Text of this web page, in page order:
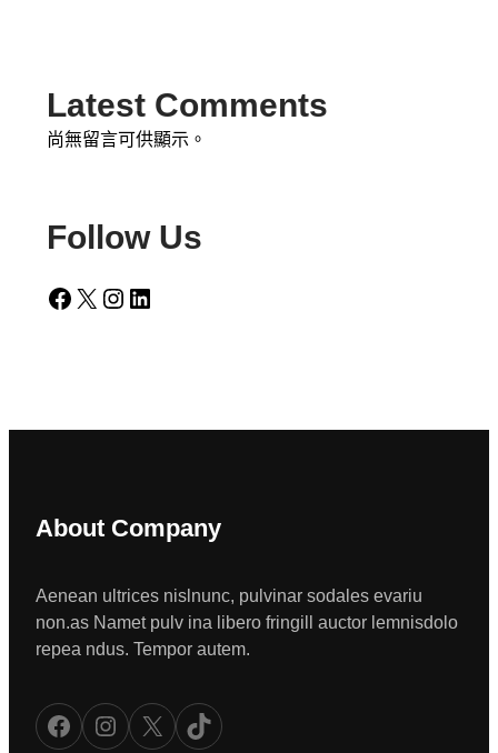
Latest Comments
尚無留言可供顯示。
Follow Us
Facebook X Instagram LinkedIn
About Company
Aenean ultrices nislnunc, pulvinar sodales evariu
non.as Namet pulv ina libero fringill auctor lemnisdolo
repea ndus. Tempor autem.
Facebook Instagram X TikTok